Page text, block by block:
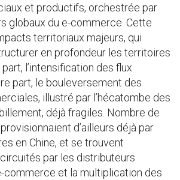
et productifs, orchestrée par
globaux du e-commerce. Cette
territoriaux majeurs, qui
en profondeur les territoires
part, l’intensification des flux
part, le bouleversement des
illustré par l’hécatombe des
déjà fragiles. Nombre de
d’ailleurs déjà par
en Chine, et se trouvent
circuités par les distributeurs
commerce et la multiplication des